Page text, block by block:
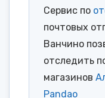
Сервис по
почтовых
Ванчино
отследить
магазинов
Pandao